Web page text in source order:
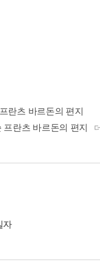
란츠 바르돈의 편지
프란츠 바르돈의 편지
자